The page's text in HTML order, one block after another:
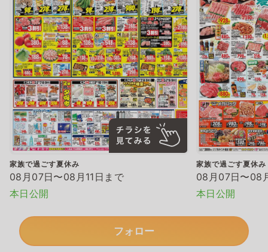
家族で過ごす夏休み
08月07日〜08月11日まで
本日公開
家族で過ごす夏休み
08月07日〜08
本日公開
フォロー